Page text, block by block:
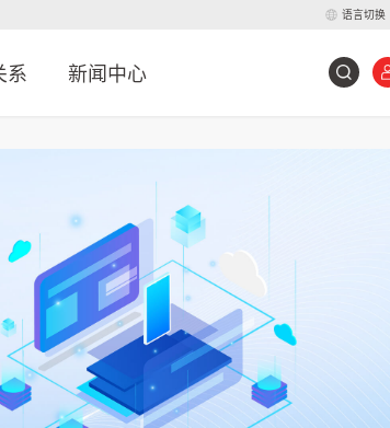
语言切换
系 新闻中心